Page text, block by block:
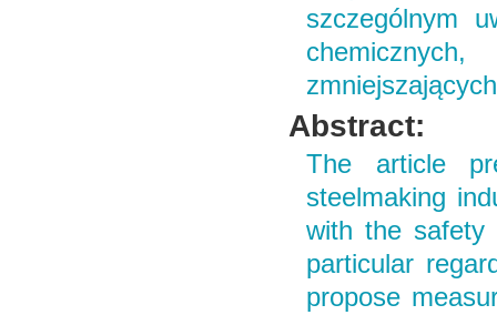
szczególnym
Abstract:
The article
steelmaking
with the safety
particular
propose